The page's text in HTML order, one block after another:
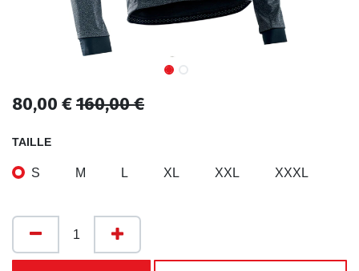
80,00 €160,00€
TAILLE
S M L XL XXL XXXL